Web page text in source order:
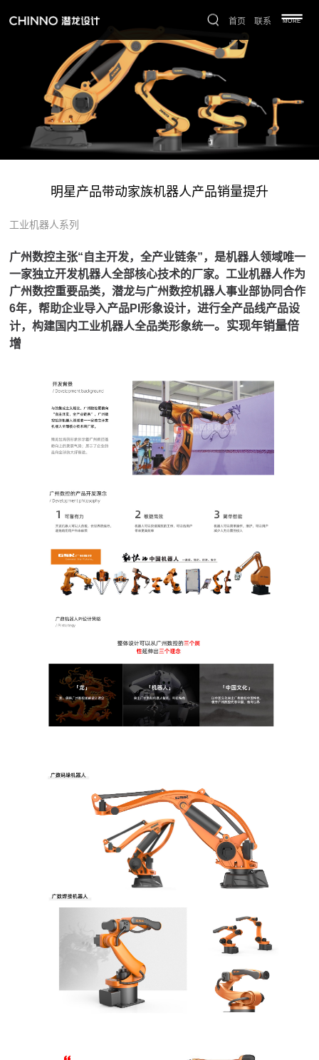
首页 联系 MORE
明星产品带动家族机器人产品销量提升
工业机器人系列
广州数控主张“自主开发，全产业链条”，是机器人领域唯一
一家独立开发机器人全部核心技术的厂家。工业机器人作为
广州数控重要品类，潜龙与广州数控机器人事业部协同合作
6年，帮助企业导入产品PI形象设计，进行全产品线产品设
计，构建国内工业机器人全品类形象统一。实现年销量倍
增